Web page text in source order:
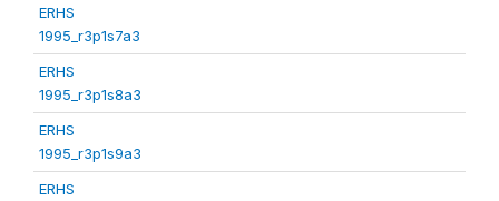
ERHS
1995_r3p1s7a3
ERHS
1995_r3p1s8a3
ERHS
1995_r3p1s9a3
ERHS